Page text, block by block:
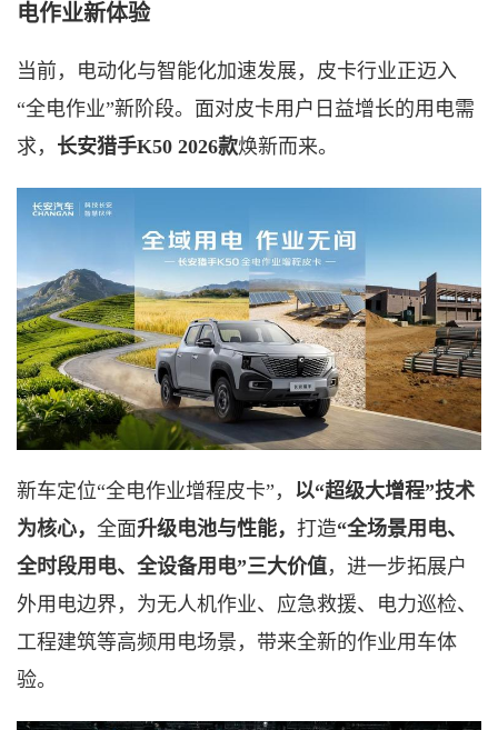
电作业新体验
当前，电动化与智能化加速发展，皮卡行业正迈入
“全电作业”新阶段。面对皮卡用户日益增长的用电需
求， 长安猎手K50 2026款焕新而来。
新车定位“全电作业增程皮卡”， 以“超级大增程”技术
为核心， 全面升级电池与性能， 打造“全场景用电、
全时段用电、全设备用电”三大价值，进一步拓展户
外用电边界，为无人机作业、应急救援、电力巡检、
工程建筑等高频用电场景，带来全新的作业用车体
验。